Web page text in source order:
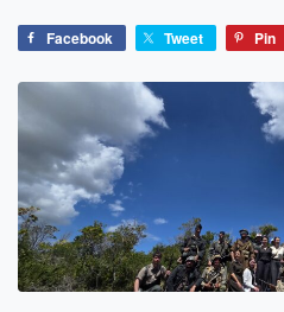
Facebook Tweet Pin